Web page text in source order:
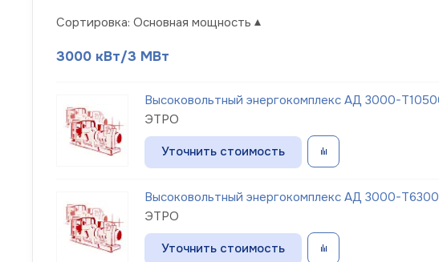
Сортировка: Основная мощность
3000 кВт/3 МВт
Высоковольтный энергокомплекс АД 3000-
ЭТРО
Уточнить стоимость
Высоковольтный энергокомплекс АД 3000-Т6300
ЭТРО
Уточнить стоимость